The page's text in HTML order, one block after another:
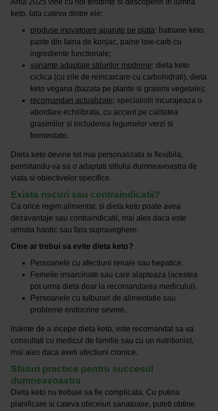
Anul 2025 vine cu noi tendinte si descoperiri in lumea
keto. Iata cateva dintre ele:
produse inovatoare aparute pe piata: batoane keto,
paste din faina de konjac, paine low-carb cu
ingrediente functionale;
variante adaptate stilurilor moderne: dieta keto
ciclica (cu zile de reincarcare cu carbohidrati), dieta
keto vegana (bazata pe plante si grasimi vegetale);
recomandari actualizate: specialistii incurajeaza o
abordare echilibrata, cu accent pe calitatea
grasimilor si includerea legumelor verzi si
fermentate.
Dieta keto devine tot mai personalizata si flexibila,
permitandu-va sa o adaptati stilului dumneavoastra de
viata si obiectivelor specifice.
Exista riscuri sau contraindicatii?
Ca orice regim alimentar, si dieta keto poate avea
dezavantaje sau contraindicatii, mai ales daca este
urmata haotic sau fara supraveghere.
Cine ar trebui sa evite dieta keto?
Persoanele cu afectiuni renale sau hepatice.
Femeile insarcinate sau care alapteaza (acestea
pot urma dieta doar la recomandarea medicului).
Persoanele cu tulburari de alimentatie sau
probleme endocrine severe.
Inainte de a incepe dieta keto, este recomandat sa va
consultati cu medicul de familie sau cu un nutritionist,
mai ales daca aveti afectiuni cronice.
Sfaturi practice pentru succesul
dumneavoastra
Dieta keto nu trebuie sa fie complicata. Cu putina
planificare si cateva obiceiuri sanatoase, puteti obtine